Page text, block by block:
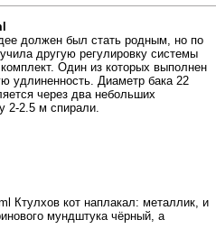
должен был стать родным, но по
другую регулировку системы
Один из которых выполнен
удлиненность. Диаметр бака 22
через два небольших
2-2.5 м спирали.
Ктулхов кот наплакал: металлик, и
мундштука чёрный, а